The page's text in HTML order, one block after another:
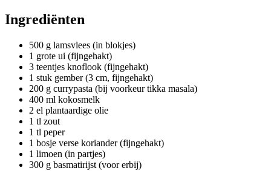
Ingrediënten
500 g lamsvlees (in blokjes)
1 grote ui (fijngehakt)
3 teentjes knoflook (fijngehakt)
1 stuk gember (3 cm, fijngehakt)
200 g currypasta (bij voorkeur tikka masala)
400 ml kokosmelk
2 el plantaardige olie
1 tl zout
1 tl peper
1 bosje verse koriander (fijngehakt)
1 limoen (in partjes)
300 g basmatirijst (voor erbij)